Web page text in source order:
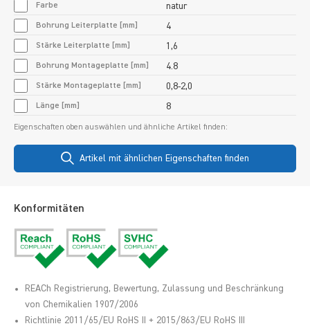
Farbe natur
Bohrung Leiterplatte [mm] 4
Stärke Leiterplatte [mm] 1,6
Bohrung Montageplatte [mm] 4.8
Stärke Montageplatte [mm] 0,8-2,0
Länge [mm] 8
Eigenschaften oben auswählen und ähnliche Artikel finden:
Artikel mit ähnlichen Eigenschaften finden
Konformitäten
REACh Registrierung, Bewertung, Zulassung und Beschränkung
von Chemikalien 1907/2006
Richtlinie 2011/65/EU RoHS II + 2015/863/EU RoHS III